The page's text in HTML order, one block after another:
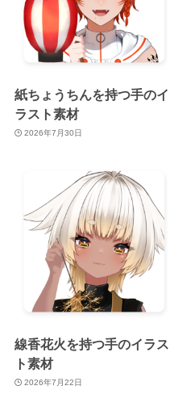
紙ちょうちんを持つ手のイ
ラスト素材
2026年7月30日
線香花火を持つ手のイラス
ト素材
2026年7月22日